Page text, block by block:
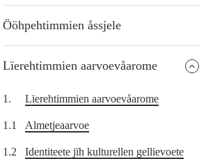
Ööhpehtimmien åssjele
Lïerehtimmien aarvoevåarome
1. Lïerehtimmien aarvoevåarome
1.1 Almetjeaarvoe
1.2 Identiteete jïh kulturellen gellievoete